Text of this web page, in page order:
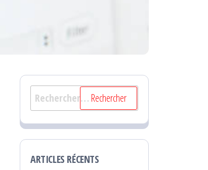
Rechercher :
ARTICLES RÉCENTS